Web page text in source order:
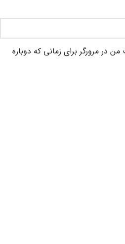
در مرورگر برای زمانی که دوباره